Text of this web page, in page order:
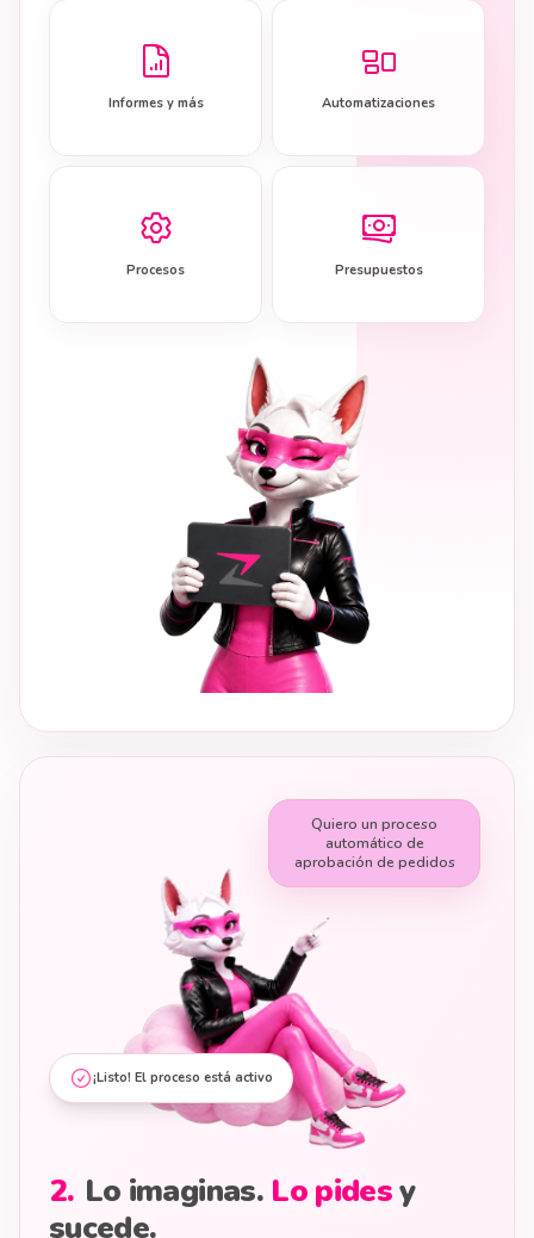
Informes y más Automatizaciones
Procesos Presupuestos
Quiero un proceso
automático de
aprobación de pedidos
¡Listo! El proceso está activo
2. Lo imaginas. Lo pidesy
sucede.